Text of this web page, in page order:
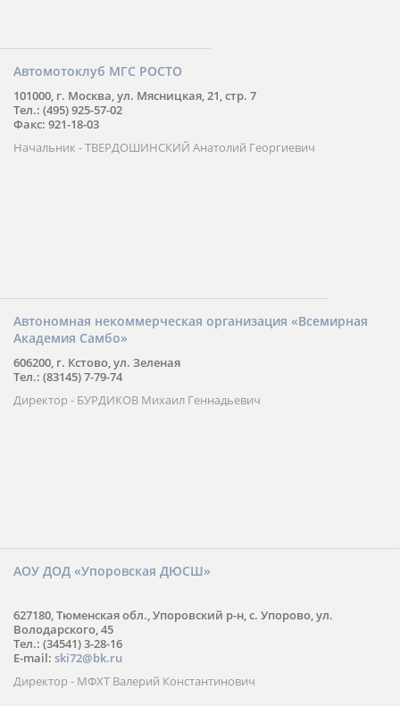
Автомотоклуб МГС РОСТО
101000, г. Москва, ул. Мясницкая, 21, стр. 7
Тел.: (495) 925-57-02
Факс: 921-18-03
Начальник - ТВЕРДОШИНСКИЙ Анатолий Георгиевич
Автономная некоммерческая организация «Всемирная
Академия Самбо»
606200, г. Кстово, ул. Зеленая
Тел.: (83145) 7-79-74
Директор - БУРДИКОВ Михаил Геннадьевич
АОУ ДОД «Упоровская ДЮСШ»
627180, Тюменская обл., Упоровский р-н, с. Упорово, ул.
Володарского, 45
Тел.: (34541) 3-28-16
E-mail: ski72@bk.ru
Директор - МФХТ Валерий Константинович